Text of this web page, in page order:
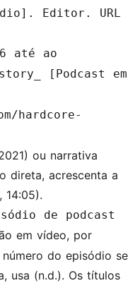
Editor. URL
até ao
[Podcast em
hardcore-
ou narrativa
direta, acrescenta a
14:05).
de podcast
em vídeo, por
do episódio se
usa (n.d.). Os títulos